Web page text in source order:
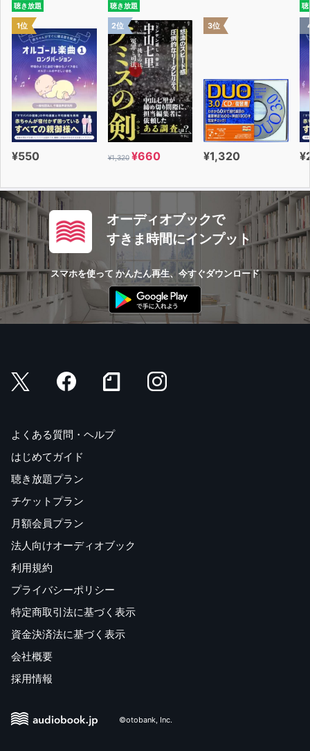
聴き放題
1位
¥550
聴き放題
2位
¥1,320 ¥660
3位
¥1,320
聴
オーディオブックで
すきま時間にインプット
スマホを使って かんたん再生、今すぐダウンロード
よくある質問・ヘルプ
はじめてガイド
聴き放題プラン
チケットプラン
月額会員プラン
法人向けオーディオブック
利用規約
プライバシーポリシー
特定商取引法に基づく表示
資金決済法に基づく表示
会社概要
採用情報
©otobank, Inc.